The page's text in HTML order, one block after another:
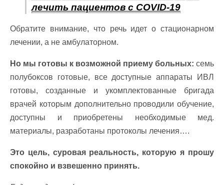
лечить пациентов с COVID-19
Обратите внимание, что речь идет о стационарном
лечении, а не амбулаторном.
Но мы готовы к возможной приему больных: семь
полубоксов готовые, все доступные аппараты ИВЛ
готовы, созданные и укомплектованные бригада
врачей которым дополнительно проводили обучение,
доступны и приобретены необходимые мед.
материалы, разработаны протоколы лечения….
Это цель, суровая реальность, которую я прошу
спокойно и взвешенно принять.